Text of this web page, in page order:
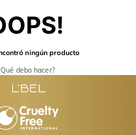
ningún producto
debo hacer?